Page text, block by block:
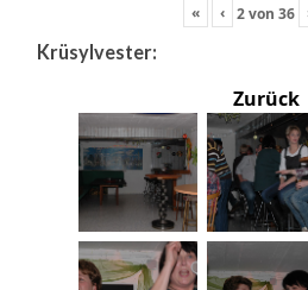
« ‹ 2von36
Krüsylvester:
Zurück